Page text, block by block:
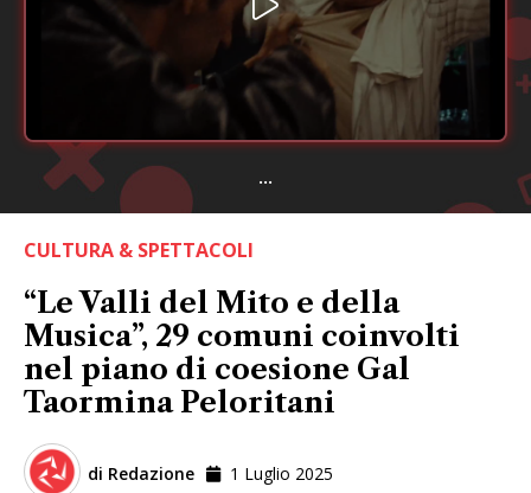
...
CULTURA & SPETTACOLI
“Le Valli del Mito e della
Musica”, 29 comuni coinvolti
nel piano di coesione Gal
Taormina Peloritani
di Redazione 1 Luglio 2025